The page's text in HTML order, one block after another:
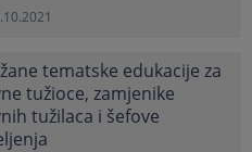
tematske edukacije za
tužioce, zamjenike
tužilaca i šefove